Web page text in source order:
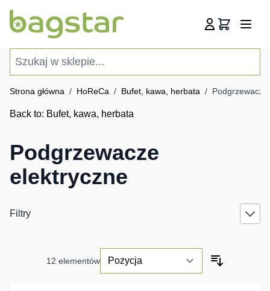
Koszyk
Strona główna / HoReCa / Bufet, kawa, herbata /
Back to: Bufet, kawa, herbata
Podgrzewacze
elektryczne
Filtry
12 elementów